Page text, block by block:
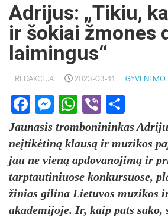
Adrijus: „Tikiu,
ir šokiai žmones
laimingus“
REDAKCIJA 2023-03-11 GYVENIMO
Facebook
Messenger
WhatsApp
Viber
Jaunasis trombonininkas
neįtikėtiną klausą ir muzikos
jau ne vieną apdovanojimą ir
tarptautiniuose konkursuose,
žinias gilina Lietuvos muzikos
akademijoje. Ir, kaip pats sako,